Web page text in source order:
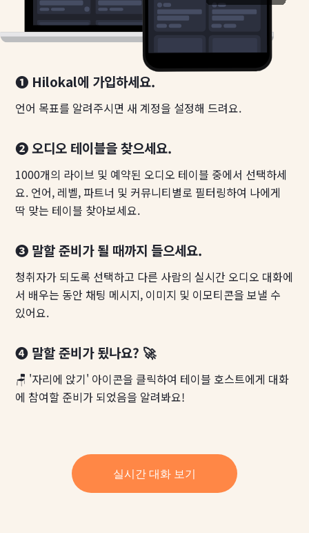
❶ Hilokal에 가입하세요.
언어 목표를 알려주시면 새 계정을 설정해 드려요.
❷ 오디오 테이블을 찾으세요.
1000개의 라이브 및 예약된 오디오 테이블 중에서 선택하세
요. 언어, 레벨, 파트너 및 커뮤니티별로 필터링하여 나에게
딱 맞는 테이블 찾아보세요.
❸ 말할 준비가 될 때까지 들으세요.
청취자가 되도록 선택하고 다른 사람의 실시간 오디오 대화에
서 배우는 동안 채팅 메시지, 이미지 및 이모티콘을 보낼 수
있어요.
❹ 말할 준비가 됬나요? 🚀
🪑 '자리에 앉기' 아이콘을 클릭하여 테이블 호스트에게 대화
에 참여할 준비가 되었음을 알려봐요!
실시간 대화 보기